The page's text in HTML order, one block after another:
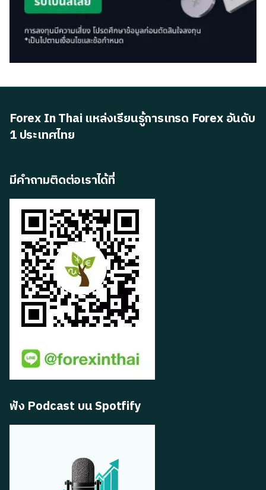
Forex In Thai แหล่งเรียนรู้การเทรด Forex อันดับ
1 ประเทศไทย
มีคำถามติดต่อเราได้ที่
ฟัง Podcast บน Spotfify